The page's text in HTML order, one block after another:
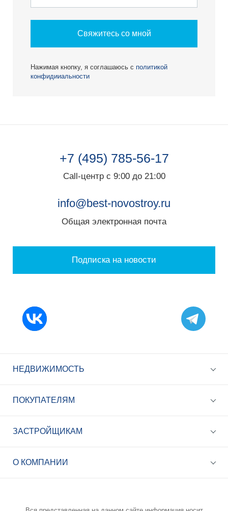
+7 (495) 785-56-17
Свяжитесь со мной
Нажимая кнопку, я соглашаюсь с политикой
конфидииальности
+7 (495) 785-56-17
Call-центр с 9:00 до 21:00
info@best-novostroy.ru
Общая электронная почта
Подписка на новости
НЕДВИЖИМОСТЬ
ПОКУПАТЕЛЯМ
ЗАСТРОЙЩИКАМ
О КОМПАНИИ